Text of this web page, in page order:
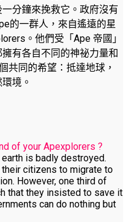
分鐘來挽救它。政府沒有
的一群人，來自遙遠的星
。他們受「Ape 帝國」
有各自不同的神祕力量和
共同的希望：抵達地球，
境。
of your Apexplorers ?
is badly destroyed.
citizens to migrate to
However, one third of
that they insisted to save it
can do nothing but